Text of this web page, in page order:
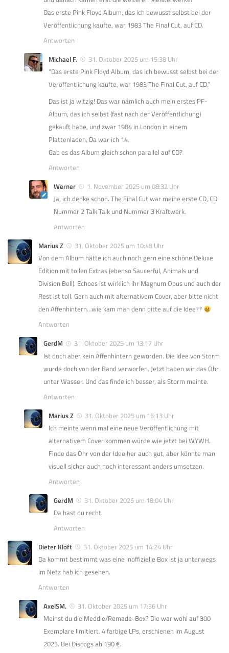
Das erste Pink Floyd Album, das ich bewusst selbst bei der
Veröffentlichung kaufte, war 1983 The Final Cut, auf CD.
Antworten
Michael F.
31. Oktober 2025 um 15:38 Uhr
“Das erste Pink Floyd Album, das ich bewusst selbst bei der
Veröffentlichung kaufte, war 1983 The Final Cut, auf CD.”
Das ist ja witzig! Das war nämlich auch mein erstes PF-
Album, das ich selbst (fast nach der Veröffentlichung)
gekauft habe, und zwar 1984 in London in einem
Plattenladen. Da war ich 14.
Gab es das Album gleich schon parallel auf CD?
Antworten
Werner
1. November 2025 um 08:32 Uhr
Ja, ich denke schon. The Final Cut war meine erste CD, CD
Nummer 2 Talk Talk und Nummer 3 Kraftwerk.
Antworten
Marius Z
31. Oktober 2025 um 10:48 Uhr
Von dem Album hätte ich auch noch gern eine schöne Deluxe
Edition mit tollen Extras (ebenso Saucerful, Animals und
Division Bell). Echoes ist wirklich ihr Magnum Opus und auch der
Rest ist toll. Gern auch mit alternativem Cover, aber bitte nicht
den Affenhintern…wie kam man denn bitte auf die Idee??
Antworten
GerdM
31. Oktober 2025 um 13:17 Uhr
Ist doch aber kein Affenhintern geworden. Die Idee von Storm
wurde doch von der Band verworfen. Jetzt haben wir das Ohr
unter Wasser. Und das finde ich besser, als Storm meinte.
Antworten
Marius Z
31. Oktober 2025 um 16:13 Uhr
Ich meinte wenn mal eine neue Veröffentlichung mit
alternativem Cover kommen würde wie jetzt bei WYWH.
Finde das Ohr von der Idee her auch gut, aber könnte man
visuell sicher auch noch interessant anders umsetzen.
Antworten
GerdM
31. Oktober 2025 um 18:04 Uhr
Da hast du recht.
Antworten
Dieter Kloft
31. Oktober 2025 um 14:24 Uhr
Da kommt bestimmt was eine inoffizielle Box ist ja unterwegs
im Netz hab ich gesehen.
Antworten
AxelSM.
31. Oktober 2025 um 17:36 Uhr
Meinst du die Meddle/Remade-Box? Die war wohl auf 300
Exemplare limitiert. 4 farbige LPs, erschienen im August
2025. Bei Discogs ab 190 €.